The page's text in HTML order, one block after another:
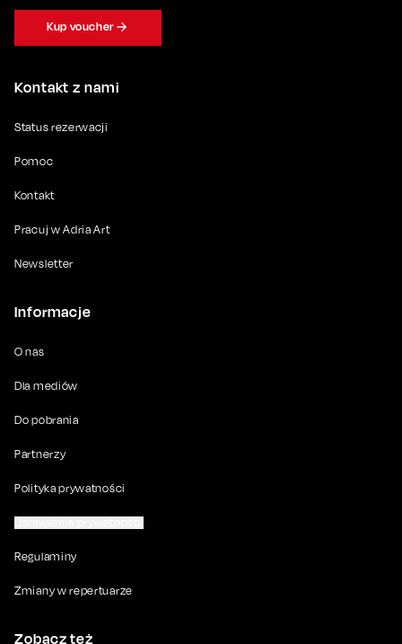
Kontakt z nami
Status rezerwacji
Pomoc
Kontakt
Pracuj w Adria Art
Newsletter
Informacje
O nas
Dla mediów
Do pobrania
Partnerzy
Polityka prywatności
Regulaminy
Zmiany w repertuarze
Zobacz też
Kup voucher